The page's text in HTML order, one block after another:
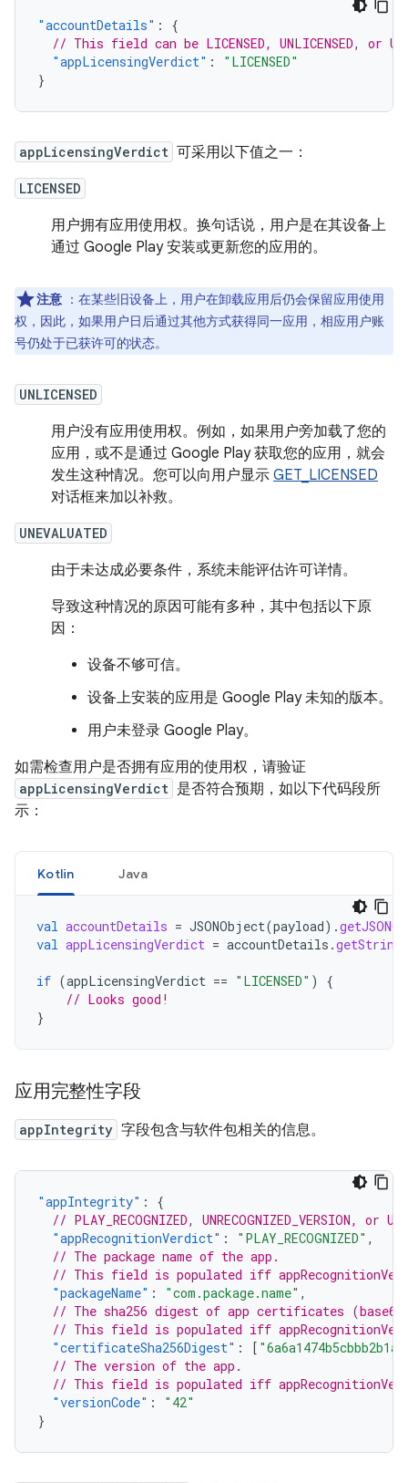
"accountDetails" :
{
// This field can be LICENSED, UNLICENSED, or
"appLicensingVerdict" :
"LICENSED"
}
appLicensingVerdict 可采用以下值之一：
LICENSED
用户拥有应用使用权。换句话说，用户是在其设备上
通过 Google Play 安装或更新您的应用的。
注意 ：在某些旧设备上，用户在卸载应用后仍会保留应用使用
权，因此，如果用户日后通过其他方式获得同一应用，相应用户账
号仍处于已获许可的状态。
UNLICENSED
用户没有应用使用权。例如，如果用户旁加载了您的
应用，或不是通过 Google Play 获取您的应用，就会
发生这种情况。您可以向用户显示 GET_LICENSED
对话框来加以补救。
UNEVALUATED
由于未达成必要条件，系统未能评估许可详情。
导致这种情况的原因可能有多种，其中包括以下原
因：
设备不够可信。
设备上安装的应用是 Google Play 未知的版本。
用户未登录 Google Play。
如需检查用户是否拥有应用的使用权，请验证
appLicensingVerdict 是否符合预期，如以下代码段所
示：
Kotlin Java
val accountDetails = JSONObject(payload).
val appLicensingVerdict = accountDetails .getString
if (appLicensingVerdict == "LICENSED" )
{
// Looks good!
}
应用完整性字段
appIntegrity 字段包含与软件包相关的信息。
"appIntegrity" :
{
// PLAY_RECOGNIZED, UNRECOGNIZED_VERSION, or
"appRecognitionVerdict" : "PLAY_RECOGNIZED" ,
// The package name of the app.
// This field is populated iff
"packageName" : "com.package.name" ,
// The sha256 digest of app certificates (base64-
// This field is populated iff
"certificateSha256Digest" : [
// The version of the app.
// This field is populated iff
"versionCode" :
"42"
}